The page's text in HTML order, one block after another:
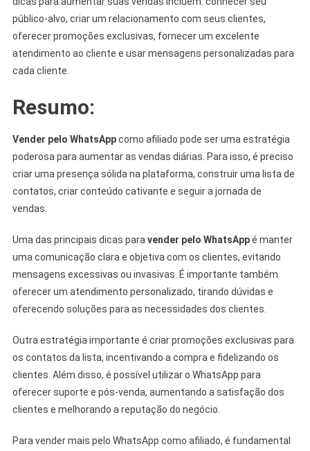
público-alvo, criar um relacionamento com seus clientes,
oferecer promoções exclusivas, fornecer um excelente
atendimento ao cliente e usar mensagens personalizadas para
cada cliente.
Resumo:
Vender pelo WhatsAppcomo afiliado pode ser uma estratégia
poderosa para aumentar as vendas diárias. Para isso, é preciso
criar uma presença sólida na plataforma, construir uma lista de
contatos, criar conteúdo cativante e seguir a jornada de
vendas.
Uma das principais dicas para vender pelo WhatsAppé manter
uma comunicação clara e objetiva com os clientes, evitando
mensagens excessivas ou invasivas. É importante também
oferecer um atendimento personalizado, tirando dúvidas e
oferecendo soluções para as necessidades dos clientes.
Outra estratégia importante é criar promoções exclusivas para
os contatos da lista, incentivando a compra e fidelizando os
clientes. Além disso, é possível utilizar o WhatsApp para
oferecer suporte e pós-venda, aumentando a satisfação dos
clientes e melhorando a reputação do negócio.
Para vender mais pelo WhatsApp como afiliado, é fundamental